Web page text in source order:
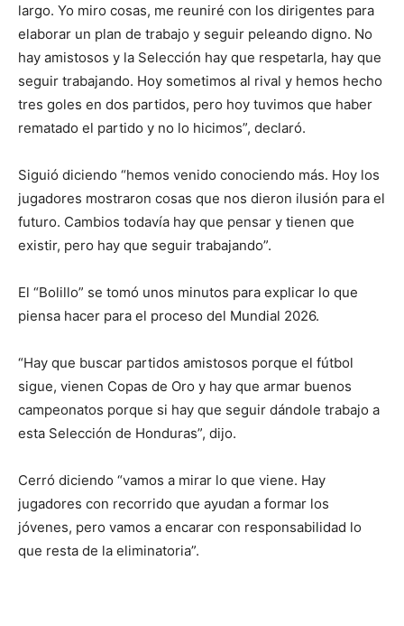
largo. Yo miro cosas, me reuniré con los dirigentes para
elaborar un plan de trabajo y seguir peleando digno. No
hay amistosos y la Selección hay que respetarla, hay que
seguir trabajando. Hoy sometimos al rival y hemos hecho
tres goles en dos partidos, pero hoy tuvimos que haber
rematado el partido y no lo hicimos”, declaró.
Siguió diciendo “hemos venido conociendo más. Hoy los
jugadores mostraron cosas que nos dieron ilusión para el
futuro. Cambios todavía hay que pensar y tienen que
existir, pero hay que seguir trabajando”.
El “Bolillo” se tomó unos minutos para explicar lo que
piensa hacer para el proceso del Mundial 2026.
“Hay que buscar partidos amistosos porque el fútbol
sigue, vienen Copas de Oro y hay que armar buenos
campeonatos porque si hay que seguir dándole trabajo a
esta Selección de Honduras”, dijo.
Cerró diciendo “vamos a mirar lo que viene. Hay
jugadores con recorrido que ayudan a formar los
jóvenes, pero vamos a encarar con responsabilidad lo
que resta de la eliminatoria”.